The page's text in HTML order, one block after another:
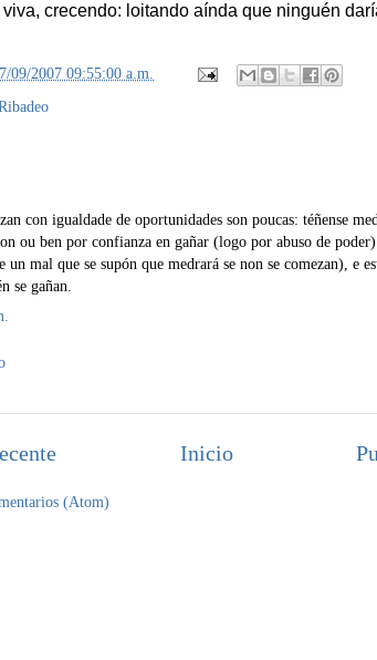
crecendo: loitando aínda que ninguén
7/09/2007 09:55:00 a.m.
con igualdade de oportunidades son poucas: téñense
ou ben por confianza en gañar (logo por abuso de
mal que se supón que medrará se non se comezan), e
se gañan.
Inicio
(Atom)